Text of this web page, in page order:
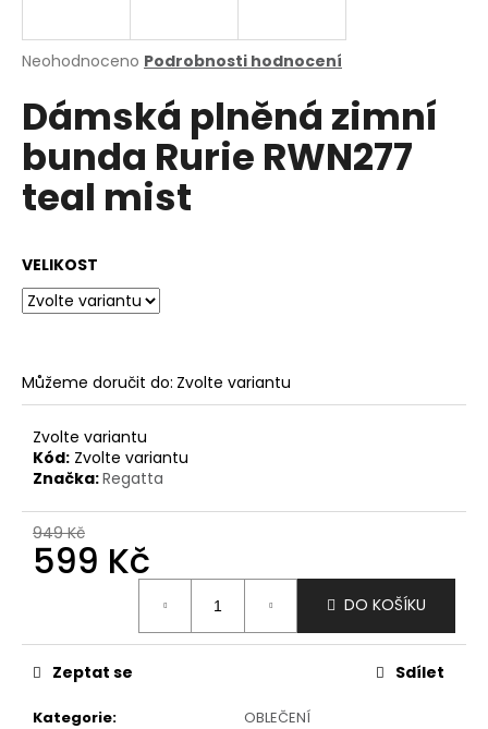
Průměrné
produktu
je
0,0
5
hvězdiček.
Neohodnoceno Podrobnosti hodnocení
Dámská plněná zimní
bunda Rurie RWN277
teal mist
VELIKOST
Můžeme doručit do: Zvolte variantu
Zvolte variantu
Kód: Zvolte variantu
Značka:Regatta
949 Kč
599 Kč
DO KOŠÍKU
Kategorie:
OBLEČENÍ
Zeptat se Sdílet
j
t
?
o
p
u
č
u